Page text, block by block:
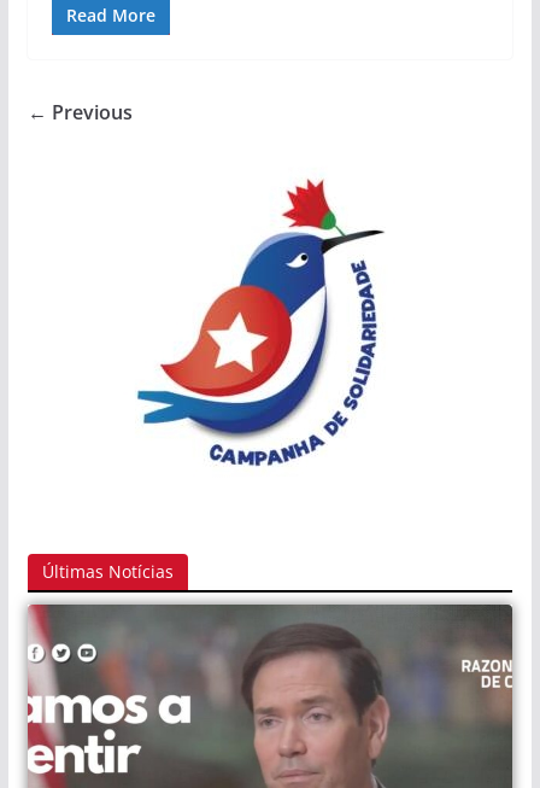
Read More
← Previous
Últimas Notícias